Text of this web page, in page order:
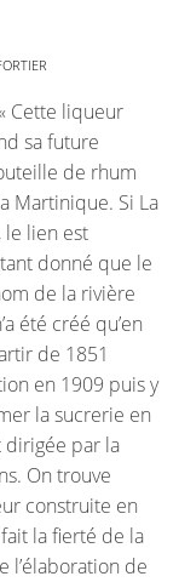
Cette liqueur
sa future
de rhum
Martinique. Si La
le lien est
donné que le
de la rivière
été créé qu’en
de 1851
en 1909 puis y
la sucrerie en
par la
On trouve
construite en
la fierté de la
l’élaboration de